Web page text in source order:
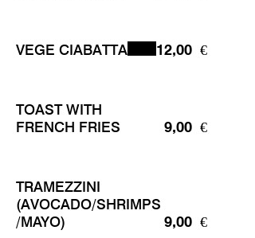
VEGE CIABATTA 12,00 €
TOAST WITH
FRENCH FRIES
9,00 €
TRAMEZZINI
(AVOCADO/SHRIMPS
/MAYO)
9,00 €